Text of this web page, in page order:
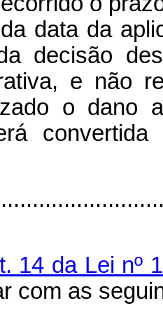
data da
decisão
e não
o dano
14 da Lei nº
com as